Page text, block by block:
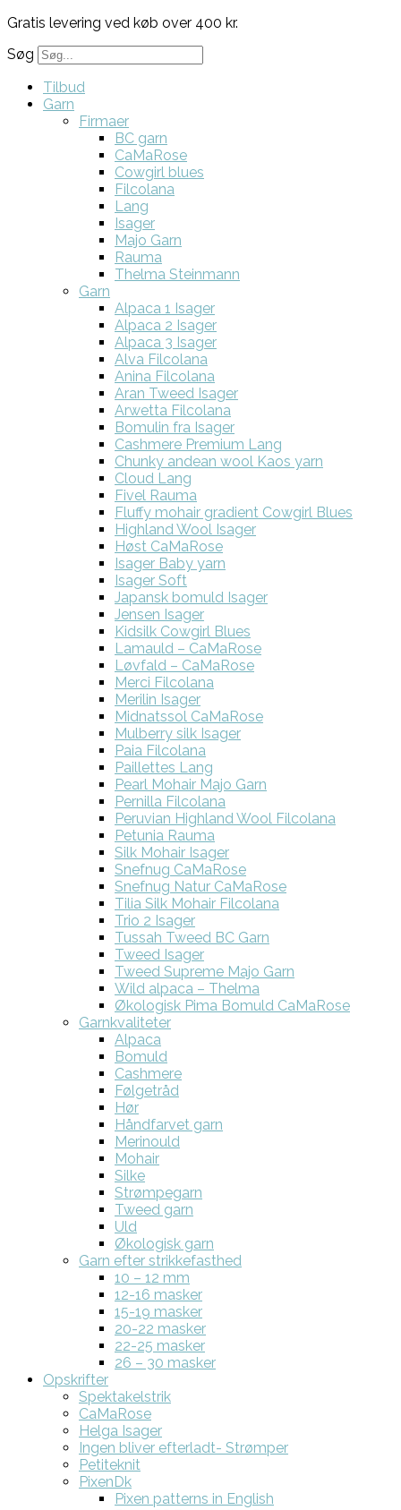
Gratis levering ved køb over 400 kr.
Søg
Tilbud
Garn
Firmaer
BC garn
CaMaRose
Cowgirl blues
Filcolana
Lang
Isager
Majo Garn
Rauma
Thelma Steinmann
Garn
Alpaca 1 Isager
Alpaca 2 Isager
Alpaca 3 Isager
Alva Filcolana
Anina Filcolana
Aran Tweed Isager
Arwetta Filcolana
Bomulin fra Isager
Cashmere Premium Lang
Chunky andean wool Kaos yarn
Cloud Lang
Fivel Rauma
Fluffy mohair gradient Cowgirl Blues
Highland Wool Isager
Høst CaMaRose
Isager Baby yarn
Isager Soft
Japansk bomuld Isager
Jensen Isager
Kidsilk Cowgirl Blues
Lamauld – CaMaRose
Løvfald – CaMaRose
Merci Filcolana
Merilin Isager
Midnatssol CaMaRose
Mulberry silk Isager
Paia Filcolana
Paillettes Lang
Pearl Mohair Majo Garn
Pernilla Filcolana
Peruvian Highland Wool Filcolana
Petunia Rauma
Silk Mohair Isager
Snefnug CaMaRose
Snefnug Natur CaMaRose
Tilia Silk Mohair Filcolana
Trio 2 Isager
Tussah Tweed BC Garn
Tweed Isager
Tweed Supreme Majo Garn
Wild alpaca – Thelma
Økologisk Pima Bomuld CaMaRose
Garnkvaliteter
Alpaca
Bomuld
Cashmere
Følgetråd
Hør
Håndfarvet garn
Merinould
Mohair
Silke
Strømpegarn
Tweed garn
Uld
Økologisk garn
Garn efter strikkefasthed
10 – 12 mm
12-16 masker
15-19 masker
20-22 masker
22-25 masker
26 – 30 masker
Opskrifter
Spektakelstrik
CaMaRose
Helga Isager
Ingen bliver efterladt- Strømper
Petiteknit
PixenDk
Pixen patterns in English